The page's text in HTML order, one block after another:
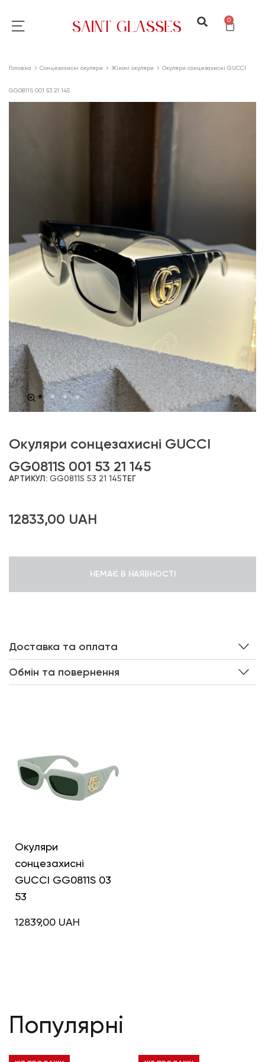
0
Головна Сонцезахисні окуляри Жіночі окуляри Окуляри сонцезахисні GUCCI
GG0811S 001 53 21 145
Окуляри сонцезахисні GUCCI
GG0811S 001 53 21 145
АРТИКУЛ: GG0811S 53 21 145ТЕГ
12833,00 UAH
НЕМАЄ В НАЯВНОСТІ
Доставка та оплата
Обмін та повернення
Інші кольори
Окуляри
сонцезахисні
GUCCI GG0811S 03
53
12839,00 UAH
Популярні